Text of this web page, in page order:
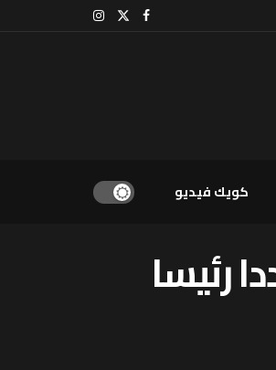
كويك فيديو
رئيسا